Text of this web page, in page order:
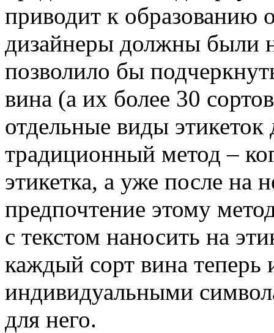
приводит к образованию
дизайнеры должны были
позволило бы
вина (а их более 30
отдельные виды
традиционный метод –
этикетка, а уже после на
предпочтение этому
с текстом наносить на
каждый сорт вина теперь
индивидуальными
для него.